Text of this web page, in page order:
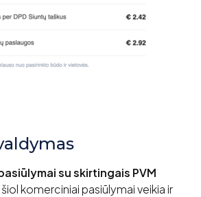
su skirtingais PVM
komerciniai pasiūlymai veikia ir